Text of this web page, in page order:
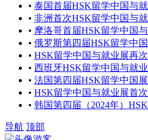
• 泰国首届HSK留学中国与
• 非洲首次HSK留学中国与
• 摩洛哥首届HSK留学中国
• 俄罗斯第四届HSK留学中
• HSK留学中国与就业展再
• 西班牙HSK留学中国与就
• 法国第四届HSK留学中国展
• HSK留学中国与就业展首
• 韩国第四届（2024年）
导航 顶部